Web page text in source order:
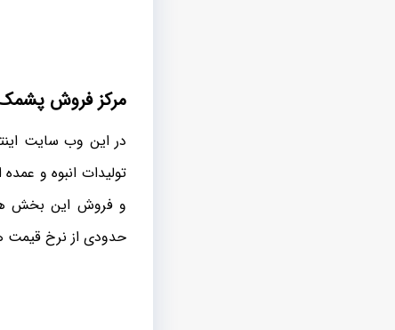
مرکز فروش
در این وب سایت
تولیدات انبوه و
و فروش این بخش
حدودی از نرخ قیمت